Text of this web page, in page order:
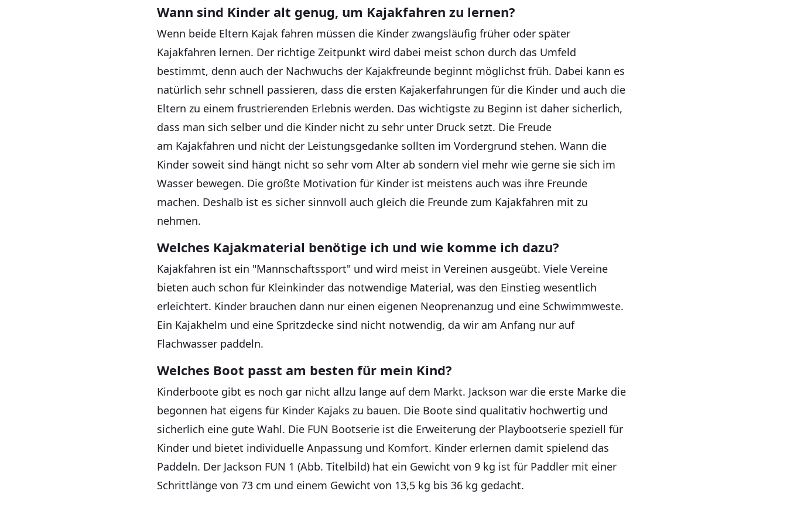
Wann sind Kinder alt genug, um Kajakfahren zu lernen?
Wenn beide Eltern Kajak fahren müssen die Kinder zwangsläufig früher oder später
Kajakfahren lernen. Der richtige Zeitpunkt wird dabei meist schon durch das Umfeld
bestimmt, denn auch der Nachwuchs der Kajakfreunde beginnt möglichst früh. Dabei kann es
natürlich sehr schnell passieren, dass die ersten Kajakerfahrungen für die Kinder und auch die
Eltern zu einem frustrierenden Erlebnis werden. Das wichtigste zu Beginn ist daher sicherlich,
dass man sich selber und die Kinder nicht zu sehr unter Druck setzt. Die Freude
am Kajakfahren und nicht der Leistungsgedanke sollten im Vordergrund stehen. Wann die
Kinder soweit sind hängt nicht so sehr vom Alter ab sondern viel mehr wie gerne sie sich im
Wasser bewegen. Die größte Motivation für Kinder ist meistens auch was ihre Freunde
machen. Deshalb ist es sicher sinnvoll auch gleich die Freunde zum Kajakfahren mit zu
nehmen.
Welches Kajakmaterial benötige ich und wie komme ich dazu?
Kajakfahren ist ein "Mannschaftssport" und wird meist in Vereinen ausgeübt. Viele Vereine
bieten auch schon für Kleinkinder das notwendige Material, was den Einstieg wesentlich
erleichtert. Kinder brauchen dann nur einen eigenen Neoprenanzug und eine Schwimmweste.
Ein Kajakhelm und eine Spritzdecke sind nicht notwendig, da wir am Anfang nur auf
Flachwasser paddeln.
Welches Boot passt am besten für mein Kind?
Kinderboote gibt es noch gar nicht allzu lange auf dem Markt. Jackson war die erste Marke die
begonnen hat eigens für Kinder Kajaks zu bauen. Die Boote sind qualitativ hochwertig und
sicherlich eine gute Wahl. Die FUN Bootserie ist die Erweiterung der Playbootserie speziell für
Kinder und bietet individuelle Anpassung und Komfort. Kinder erlernen damit spielend das
Paddeln. Der Jackson FUN 1 (Abb. Titelbild) hat ein Gewicht von 9 kg ist für Paddler mit einer
Schrittlänge von 73 cm und einem Gewicht von 13,5 kg bis 36 kg gedacht.